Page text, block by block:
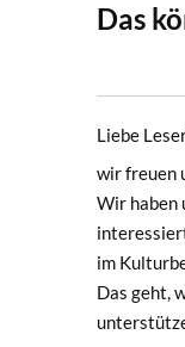
Das
Liebe
wir freuen
Wir haben
im
Das geht,